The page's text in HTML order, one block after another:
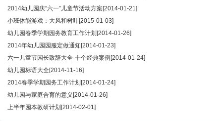
2014幼儿园庆“六一”儿童节活动方案 [2014-01-21]
小班体能游戏：大风和树叶[2015-01-03]
幼儿园春季学期园务教育工作计划 [2014-01-26]
2014年幼儿园园服定做通知 [2014-01-23]
六一儿童节园长致辞大全-十个经典案例 [2014-01-24]
幼儿园标语大全[2014-11-16]
2014春季学期园务工作计划 [2014-01-24]
幼儿园与家庭合育的意义 [2014-01-26]
上半年园本教研计划 [2014-02-01]